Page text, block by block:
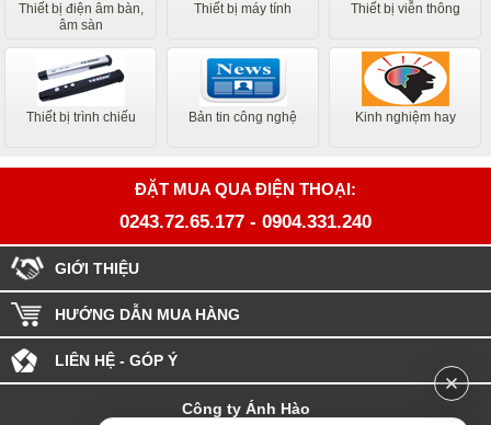
Thiết bị điện âm bàn,
âm sàn
Thiết bị máy tính Thiết bị viễn thông
Thiết bị trình chiếu Bản tin công nghệ Kinh nghiệm hay
ĐẶT MUA QUA ĐIỆN THOẠI:
0243.72.65.177 - 0904.331.240
GIỚI THIỆU
HƯỚNG DẪN MUA HÀNG
LIÊN HỆ - GÓP Ý
Công ty Ánh Hào